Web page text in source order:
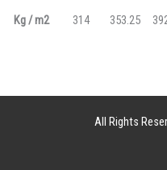
Kg / m2 314 353.25
All Rights